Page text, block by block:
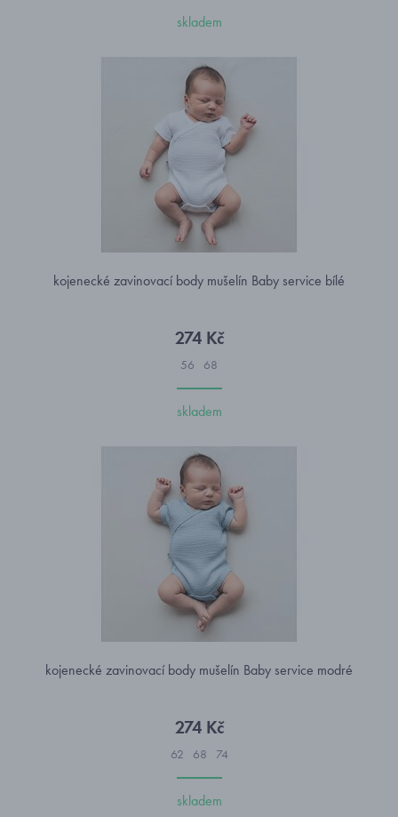
skladem
kojenecké zavinovací body mušelín Baby service bílé
274 Kč
56 68
skladem
kojenecké zavinovací body mušelín Baby service modré
274 Kč
62 68 74
skladem